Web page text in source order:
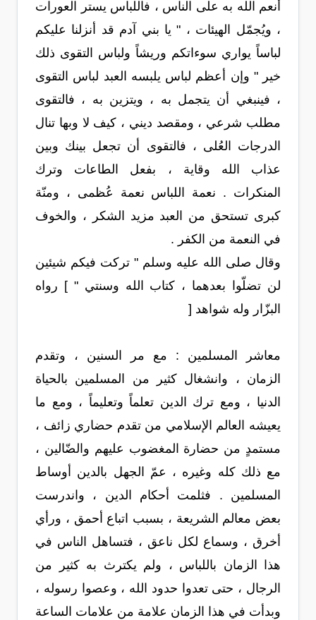
أنعم الله به على الناس ، فاللباس يستر العورات
، ويُجمّل الهيئات ، " يا بني آدم قد أنزلنا عليكم
لباساً يواري سوءاتكم وريشاً ولباس التقوى ذلك
خير " وإن أعظم لباس يلبسه العبد لباس التقوى
، فينبغي أن يتجمل به ، ويتزين به ، فالتقوى
مطلب شرعي ، ومقصد ديني ، كيف لا وبها تنال
الدرجات العُلى ، فالتقوى أن تجعل بينك وبين
عذاب الله وقاية ، بفعل الطاعات وترك
المنكرات . نعمة اللباس نعمة عُظمى ، ومنّة
كبرى تستحق من العبد مزيد الشكر ، والخوف
في النعمة من الكفر .
وقال صلى الله عليه وسلم " تركت فيكم شيئين
لن تضلّوا بعدهما ، كتاب الله وسنتي " ] رواه
البزّار وله شواهد [
معاشر المسلمين : مع مر السنين ، وتقدم
الزمان ، وانشغال كثير من المسلمين بالحياة
الدنيا ، ومع ترك الدين تعلماً وتعليماً ، ومع ما
يعيشه العالم الإسلامي من تقدم حضاري زائف ،
مستمدٍ من حضارة المغضوب عليهم والضّالين ،
مع ذلك كله وغيره ، عمّ الجهل بالدين أوساط
المسلمين . فثلمت أحكام الدين ، واندرست
بعض معالم الشريعة ، بسبب اتباع أحمق ، ورأي
أخرق ، وسماع لكل ناعق ، فتساهل الناس في
هذا الزمان باللباس ، ولم يكترث به كثير من
الرجال ، حتى تعدوا حدود الله ، وعصوا رسوله ،
وبدأت في هذا الزمان علامة من علامات الساعة